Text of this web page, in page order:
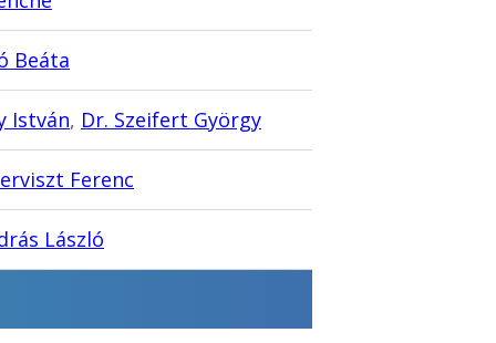
Beáta
István, Dr. Szeifert György
Ferenc
László